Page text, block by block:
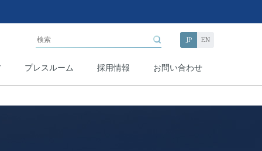
JP EN
プレスルーム 採用情報 お問い合わせ